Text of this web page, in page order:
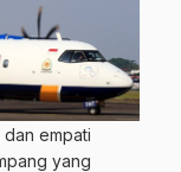
empati
yang